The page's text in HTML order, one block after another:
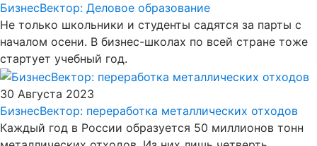
БизнесВектор: Деловое образование
Не только школьники и студенты садятся за парты с
началом осени. В бизнес-школах по всей стране тоже
стартует учебный год.
30 Августа 2023
БизнесВектор: переработка металлических отходов
Каждый год в России образуется 50 миллионов тонн